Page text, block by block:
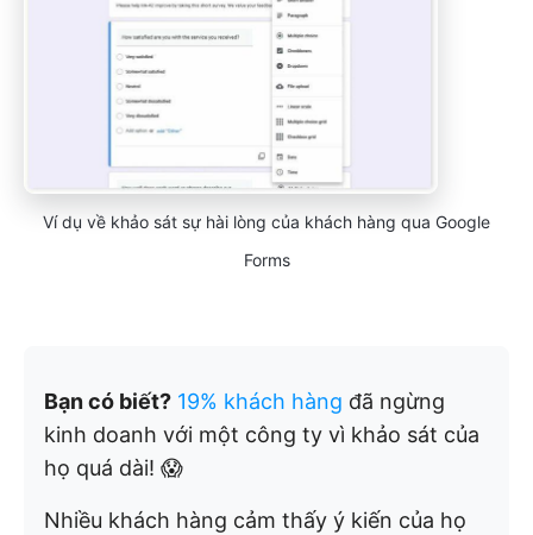
Ví dụ về khảo sát sự hài lòng của khách hàng qua Google
Forms
Bạn có biết? 19% khách hàng đã ngừng
kinh doanh với một công ty vì khảo sát của
họ quá dài! 😱
Nhiều khách hàng cảm thấy ý kiến của họ